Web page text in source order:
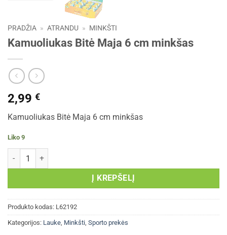
PRADŽIA » ATRANDU » MINKŠTI
Kamuoliukas Bitė Maja 6 cm minkšas
2,99 €
Kamuoliukas Bitė Maja 6 cm minkšas
Liko 9
produkto kiekis: Kamuoliukas Bitė Maja 6 cm minkšas
Į KREPŠELĮ
Produkto kodas: L62192
Kategorijos: Lauke, Minkšti, Sporto prekės